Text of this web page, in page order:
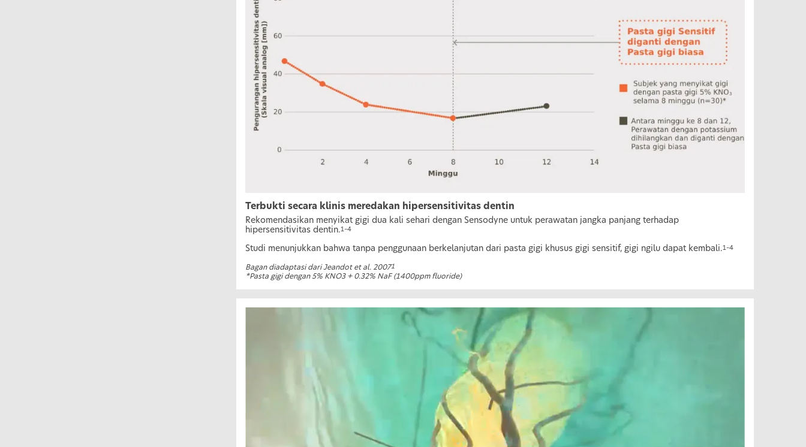
Terbukti secara klinis meredakan hipersensitivitas dentin
Rekomendasikan menyikat gigi dua kali sehari dengan Sensodyne untuk perawatan jangka panjang terhadap
hipersensitivitas dentin.1–4
Studi menunjukkan bahwa tanpa penggunaan berkelanjutan dari pasta gigi khusus gigi sensitif, gigi ngilu dapat kembali.1–4
Bagan diadaptasi dari Jeandot et al. 20071
*Pasta gigi dengan 5% KNO3 + 0.32% NaF (1400ppm fluoride)